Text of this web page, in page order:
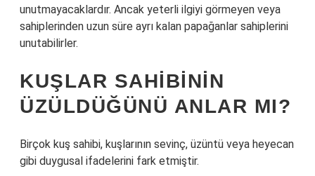
unutmayacaklardır. Ancak yeterli ilgiyi görmeyen veya
sahiplerinden uzun süre ayrı kalan papağanlar sahiplerini
unutabilirler.
KUŞLAR SAHIBININ
ÜZÜLDÜĞÜNÜ ANLAR MI?
Birçok kuş sahibi, kuşlarının sevinç, üzüntü veya heyecan
gibi duygusal ifadelerini fark etmiştir.